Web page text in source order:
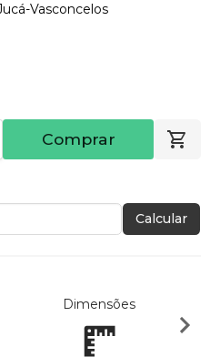
Vasconcelos
Comprar
Calcular
Dimensões